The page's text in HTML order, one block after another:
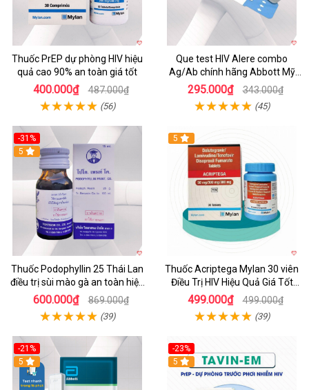
Thuốc PrEP dự phòng HIV hiệu
quả cao 90% an toàn giá tốt
400.000₫ 487.000₫
(56)
Que test HIV Alere combo
Ag/Ab chính hãng Abbott Mỹ
phát hiện sớm sau 14 ngày,
chính xác cao
295.000₫ 343.000₫
(45)
-31%
5
Thuốc Podophyllin 25 Thái Lan
điều trị sùi mào gà an toàn hiệu
quả
600.000₫ 869.000₫
(39)
5
Thuốc Acriptega Mylan 30 viên
Điều Trị HIV Hiệu Quả Giá Tốt
Chính Hãng
499.000₫ 499.000₫
(39)
-21%
5
-23%
5